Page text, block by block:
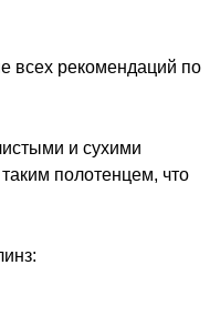
всех рекомендаций по
и сухими
полотенцем, что